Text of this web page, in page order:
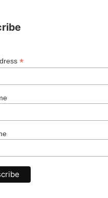
*